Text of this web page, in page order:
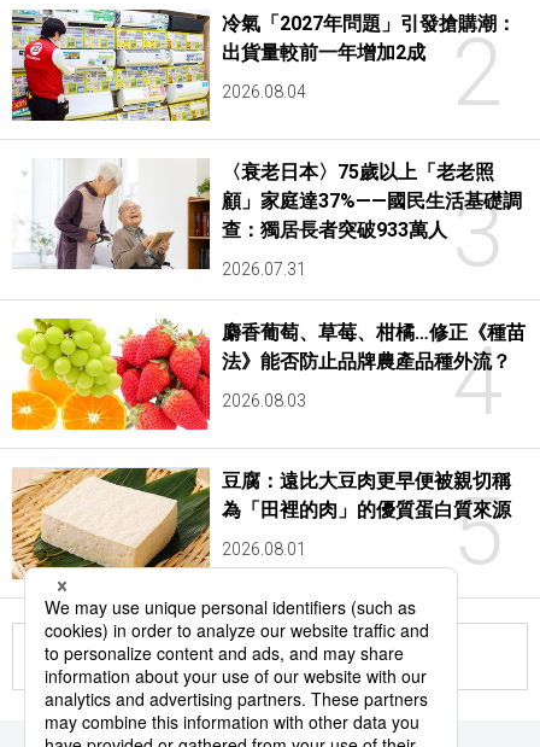
2
冷氣「2027年問題」引發搶購潮：
出貨量較前一年增加2成
2026.08.04
3
〈衰老日本〉75歲以上「老老照
顧」家庭達37%——國民生活基礎調
查：獨居長者突破933萬人
2026.07.31
4
麝香葡萄、草莓、柑橘…修正《種苗
法》能否防止品牌農產品種外流？
2026.08.03
5
豆腐：遠比大豆肉更早便被親切稱
為「田裡的肉」的優質蛋白質來源
2026.08.01
更多